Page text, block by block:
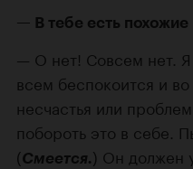
В тебе есть похожие
О нет! Совсем нет.
всем беспокоится и
несчастья или
побороть это в себе.
(Смеется.) Он должен